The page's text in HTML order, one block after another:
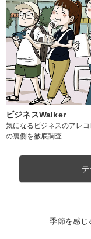
ビジネスWalker
気になるビジネスのアレコ
の裏側を徹底調査
季節を感じ